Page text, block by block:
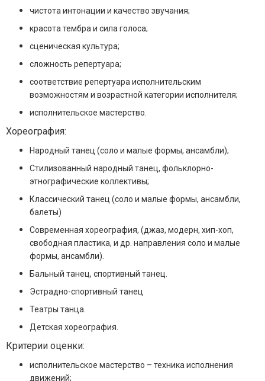
чистота интонации и качество звучания;
красота тембра и сила голоса;
сценическая культура;
сложность репертуара;
соответствие репертуара исполнительским
возможностям и возрастной категории исполнителя;
исполнительское мастерство.
Хореография:
Народный танец (соло и малые формы, ансамбли);
Стилизованный народный танец, фольклорно-
этнографические коллективы;
Классический танец (соло и малые формы, ансамбли,
балеты)
Современная хореография, (джаз, модерн, хип-хоп,
свободная пластика, и др. направления соло и малые
формы, ансамбли).
Бальный танец, спортивный танец.
Эстрадно-спортивный танец
Театры танца.
Детская хореография.
Критерии оценки:
исполнительское мастерство – техника исполнения
движений;